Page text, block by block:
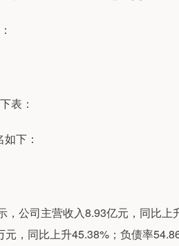
表：
下：
，公司主营收入8.93亿元，同比
，同比上升45.38%；负债率